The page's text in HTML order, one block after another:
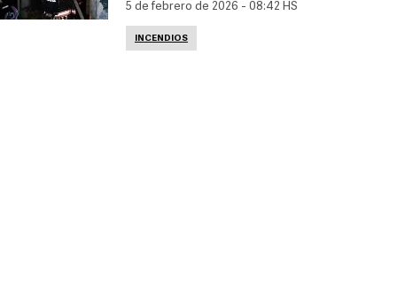
5 de febrero de 2026 - 08:42 HS
INCENDIOS